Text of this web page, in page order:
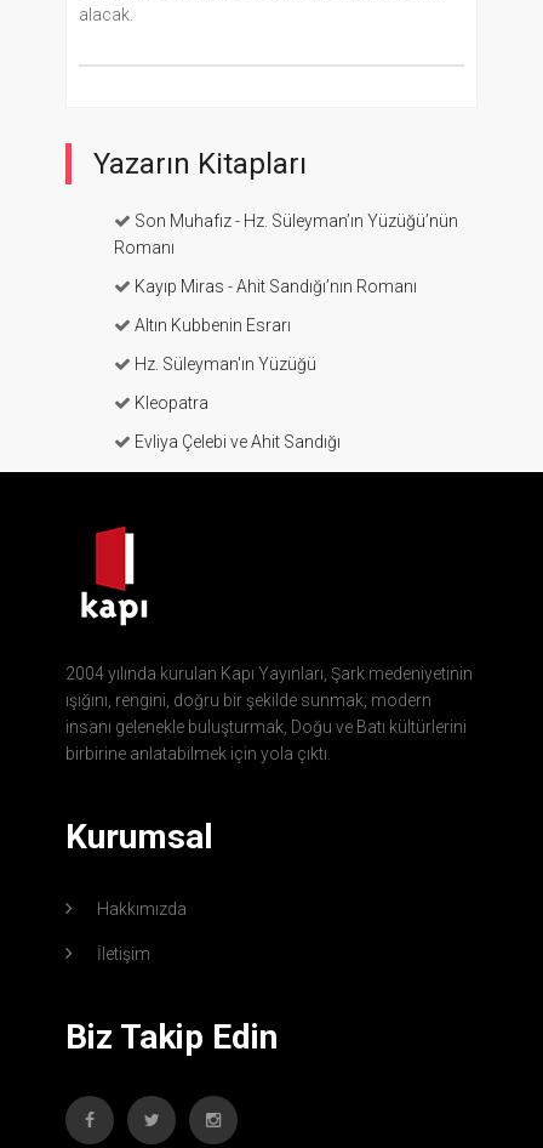
alacak.
Yazarın Kitapları
Son Muhafız - Hz. Süleyman’ın Yüzüğü’nün
Romanı
Kayıp Miras - Ahit Sandığı’nın Romanı
Altın Kubbenin Esrarı
Hz. Süleyman'ın Yüzüğü
Kleopatra
Evliya Çelebi ve Ahit Sandığı
2004 yılında kurulan Kapı Yayınları, Şark medeniyetinin
ışığını, rengini, doğru bir şekilde sunmak, modern
insanı gelenekle buluşturmak, Doğu ve Batı kültürlerini
birbirine anlatabilmek için yola çıktı.
Kurumsal
Hakkımızda
İletişim
Biz Takip Edin